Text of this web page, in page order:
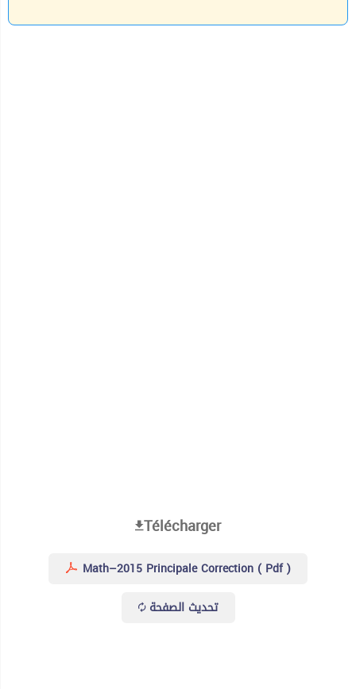
Télécharger
Math–2015 Principale Correction ( Pdf )
تحديث الصفحة